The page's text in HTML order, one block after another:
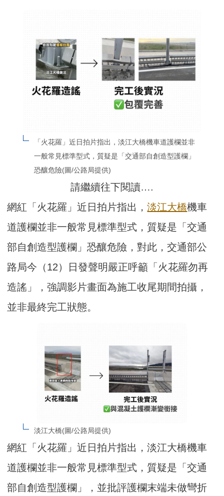
「火花羅」近日拍片指出，淡江大橋機車道護欄並非
一般常見標準型式，質疑是「交通部自創造型護欄」
恐釀危險(圖/公路局提供)
請繼續往下閱讀….
網紅「火花羅」近日拍片指出，淡江大橋機車
道護欄並非一般常見標準型式，質疑是「交通
部自創造型護欄」恐釀危險，對此，交通部公
路局今（12）日發聲明嚴正呼籲「火花羅勿再
造謠」，強調影片畫面為施工收尾期間拍攝，
並非最終完工狀態。
淡江大橋(圖/公路局提供)
網紅「火花羅」近日拍片指出，淡江大橋機車
道護欄並非一般常見標準型式，質疑是「交通
部自創造型護欄」，並批評護欄末端未做彎折